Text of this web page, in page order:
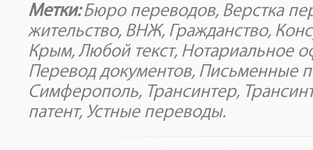
Метки:Бюро переводов, Верстка
жительство, ВНЖ, Гражданство,
Крым,Любой текст, Нотариальное
Перевод документов, Письменные
Симферополь, Трансинтер,
патент, Устные переводы.